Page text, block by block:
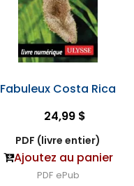
Fabuleux Costa Rica
24,99 $
PDF (livre entier)
Ajoutez au panier
PDF ePub